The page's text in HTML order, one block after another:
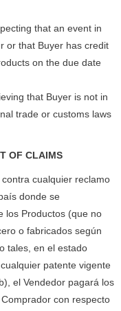
that an event in
or that Buyer has credit
on the due date
that Buyer is not in
trade or customs laws
OF CLAIMS
cualquier reclamo
donde se
los Productos (que no
o fabricados según
tales, en el estado
patente vigente
el Vendedor pagará los
con respecto